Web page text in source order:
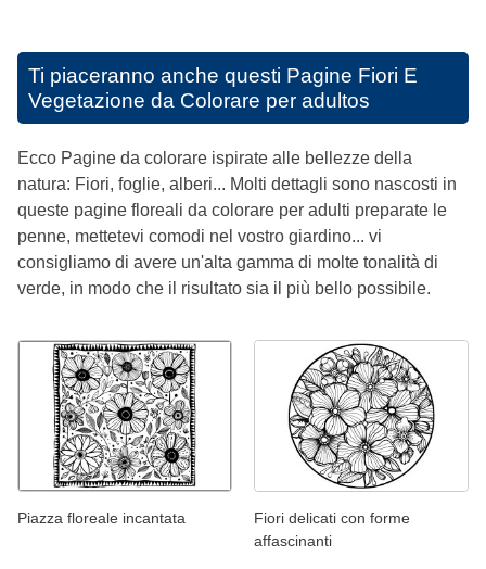
Ti piaceranno anche questi Pagine Fiori E
Vegetazione da Colorare per adultos
Ecco Pagine da colorare ispirate alle bellezze della
natura: Fiori, foglie, alberi... Molti dettagli sono nascosti in
queste pagine floreali da colorare per adulti preparate le
penne, mettetevi comodi nel vostro giardino... vi
consigliamo di avere un'alta gamma di molte tonalità di
verde, in modo che il risultato sia il più bello possibile.
Piazza floreale incantata
Fiori delicati con forme
affascinanti